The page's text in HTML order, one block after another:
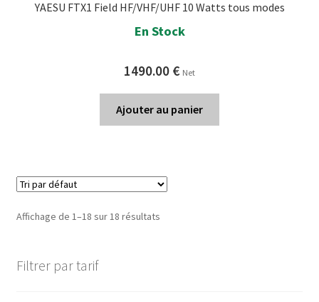
YAESU FTX1 Field HF/VHF/UHF 10 Watts tous modes
En Stock
1490.00 € Net
Ajouter au panier
Affichage de 1–18 sur 18 résultats
Filtrer par tarif